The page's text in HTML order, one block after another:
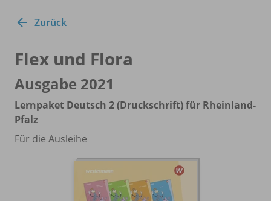
Zurück
Flex und Flora
Ausgabe 2021
Lernpaket Deutsch 2 (Druckschrift) für Rheinland-
Pfalz
Für die Ausleihe